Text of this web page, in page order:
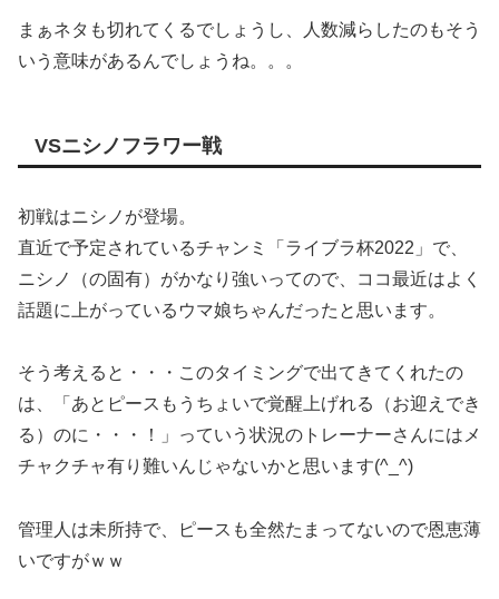
まぁネタも切れてくるでしょうし、人数減らしたのもそう
いう意味があるんでしょうね。。。
VSニシノフラワー戦
初戦はニシノが登場。
直近で予定されているチャンミ「ライブラ杯2022」で、
ニシノ（の固有）がかなり強いってので、ココ最近はよく
話題に上がっているウマ娘ちゃんだったと思います。
そう考えると・・・このタイミングで出てきてくれたの
は、「あとピースもうちょいで覚醒上げれる（お迎えでき
る）のに・・・！」っていう状況のトレーナーさんにはメ
チャクチャ有り難いんじゃないかと思います(^_^)
管理人は未所持で、ピースも全然たまってないので恩恵薄
いですがｗｗ